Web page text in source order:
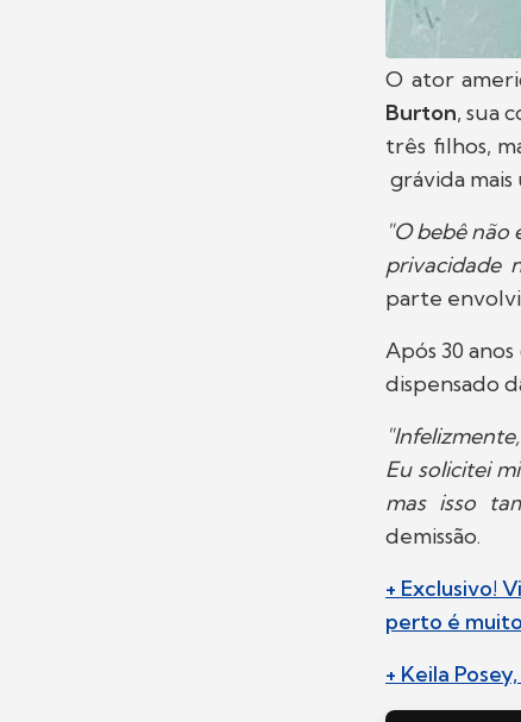
O ator
Burton, sua
três filhos,
grávida mais
"O bebê não
privacidade
parte
Após 30
dispensado
Eu solicitei
mas isso
demissão.
+ Exclusivo!
perto é
+ Keila